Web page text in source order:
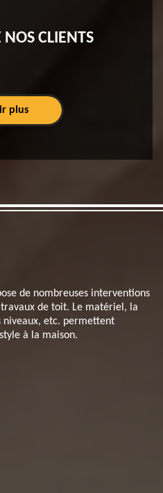
NOS CLIENTS
plus
de nombreuses interventions
de toit. Le matériel, la
etc. permettent
à la maison.